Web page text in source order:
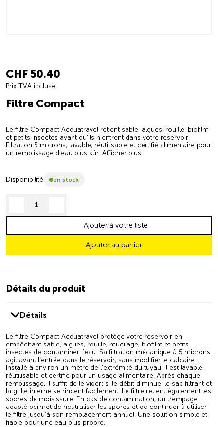
CHF 50.40
Prix TVA incluse
Filtre Compact
Le filtre Compact Acquatravel retient sable, algues, rouille, biofilm
et petits insectes avant qu’ils n’entrent dans votre réservoir.
Filtration 5 microns, lavable, réutilisable et certifié alimentaire pour
un remplissage d’eau plus sûr. Afficher plus
Disponibilité en stock
decrease quantity
Ajouter au panier
Ajouter à votre liste
Détails du produit
Détails
Le filtre Compact Acquatravel protège votre réservoir en
empêchant sable, algues, rouille, mucilage, biofilm et petits
insectes de contaminer l’eau. Sa filtration mécanique à 5 microns
agit avant l’entrée dans le réservoir, sans modifier le calcaire.
Installé à environ un mètre de l’extrémité du tuyau, il est lavable,
réutilisable et certifié pour un usage alimentaire. Après chaque
remplissage, il suffit de le vider; si le débit diminue, le sac filtrant et
la grille interne se rincent facilement. Le filtre retient également les
spores de moisissure. En cas de contamination, un trempage
adapté permet de neutraliser les spores et de continuer à utiliser
le filtre jusqu’à son remplacement annuel. Une solution simple et
fiable pour une eau plus propre.